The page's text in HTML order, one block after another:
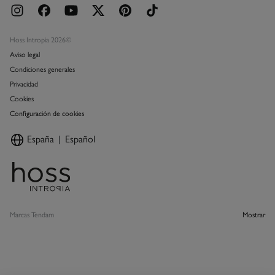
Hoss Intropia 2026©
Aviso legal
Condiciones generales
Privacidad
Cookies
Configuración de cookies
España Español
Marcas Tendam Mostrar